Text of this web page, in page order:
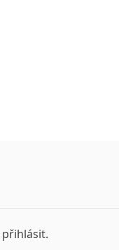
přihlásit.